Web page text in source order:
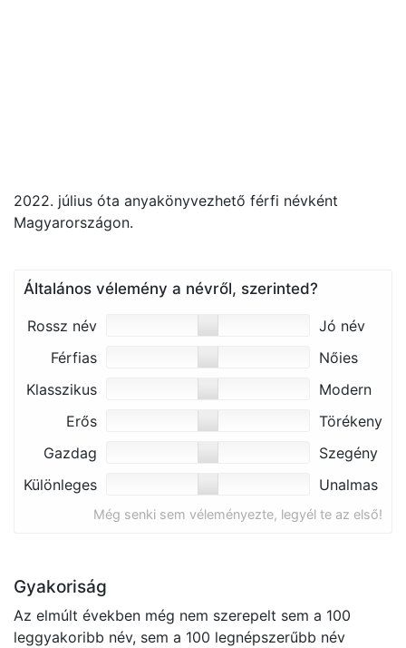
2022. július óta anyakönyvezhető férfi névként
Magyarországon.
Általános vélemény a névről, szerinted?
Rossz név
Jó név
Férfias
Nőies
Klasszikus
Modern
Erős
Törékeny
Gazdag
Szegény
Különleges
Unalmas
Még senki sem véleményezte, legyél te az első!
Gyakoriság
Az elmúlt években még nem szerepelt sem a 100
leggyakoribb név, sem a 100 legnépszerűbb név